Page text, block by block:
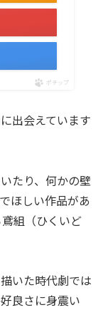
ポチップ
出会えています
たり、何かの壁
ほしい作品があ
組（ひくいど
いた時代劇では
良さに身震い